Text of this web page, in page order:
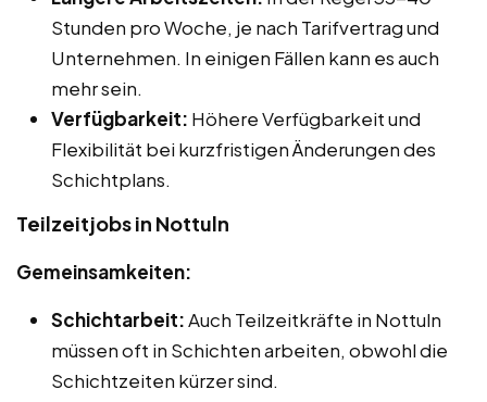
Stunden pro Woche, je nach Tarifvertrag und
Unternehmen. In einigen Fällen kann es auch
mehr sein.
Verfügbarkeit: Höhere Verfügbarkeit und
Flexibilität bei kurzfristigen Änderungen des
Schichtplans.
Teilzeitjobs in Nottuln
Gemeinsamkeiten:
Schichtarbeit:Auch Teilzeitkräfte in Nottuln
müssen oft in Schichten arbeiten, obwohl die
Schichtzeiten kürzer sind.